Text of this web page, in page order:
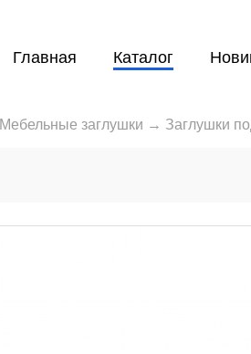
Главная Каталог
Мебельные заглушки → Заглушки